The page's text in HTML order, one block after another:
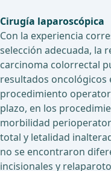
Cirugía laparoscópica
Con la experiencia
selección adecuada, la
carcinoma colorrectal
resultados oncológicos
procedimiento
plazo, en los
morbilidad
total y letalidad
no se encontraron
incisionales y